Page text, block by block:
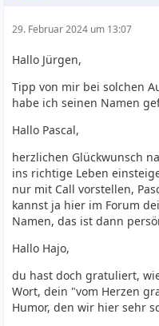
29. Februar 2024 um 13:07
Hallo Jürgen,
Tipp von mir bei solchen
habe ich seinen Namen
Hallo Pascal,
herzlichen Glückwunsch
ins richtige Leben
nur mit Call vorstellen,
kannst ja hier im Forum
Namen, das ist dann
Hallo Hajo,
du hast doch gratuliert,
Wort, dein "vom Herzen
Humor, den wir hier sehr